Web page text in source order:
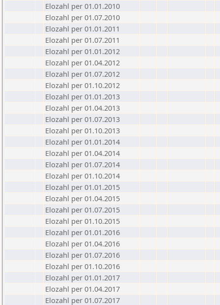
Elozahl per 01.01.2010
Elozahl per 01.07.2010
Elozahl per 01.01.2011
Elozahl per 01.07.2011
Elozahl per 01.01.2012
Elozahl per 01.04.2012
Elozahl per 01.07.2012
Elozahl per 01.10.2012
Elozahl per 01.01.2013
Elozahl per 01.04.2013
Elozahl per 01.07.2013
Elozahl per 01.10.2013
Elozahl per 01.01.2014
Elozahl per 01.04.2014
Elozahl per 01.07.2014
Elozahl per 01.10.2014
Elozahl per 01.01.2015
Elozahl per 01.04.2015
Elozahl per 01.07.2015
Elozahl per 01.10.2015
Elozahl per 01.01.2016
Elozahl per 01.04.2016
Elozahl per 01.07.2016
Elozahl per 01.10.2016
Elozahl per 01.01.2017
Elozahl per 01.04.2017
Elozahl per 01.07.2017